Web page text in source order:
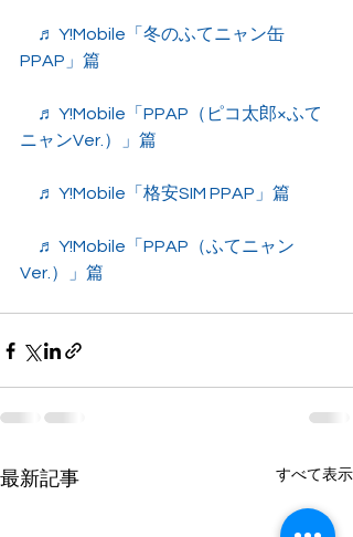
♬ Y!Mobile「冬のふてニャン缶
PPAP」篇
♬ Y!Mobile「PPAP（ピコ太郎×ふて
ニャンVer.）」篇
♬ Y!Mobile「格安SIM PPAP」篇
♬ Y!Mobile「PPAP（ふてニャン
Ver.）」篇
最新記事 すべて表示